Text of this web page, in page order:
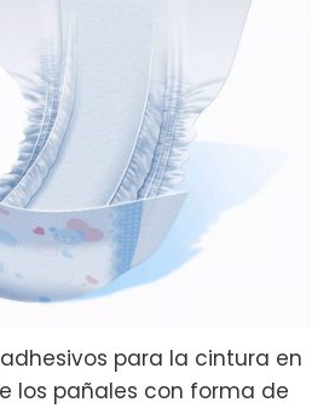
para la cintura en
los pañales con forma de